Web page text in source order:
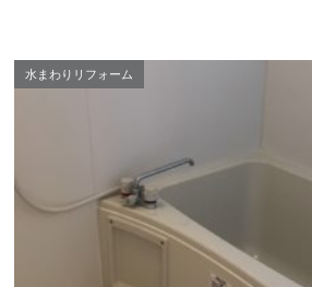
水まわりリフォーム